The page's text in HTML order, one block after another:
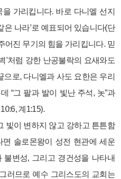
가리킵니다. 바로 다니엘 선지
은 나라’로 예표되어 있습니다(단
어진 무기의 힘을 가리킵니다. 믿
’처럼 강한 난공불락의 요새와도
으로, 다니엘과 사도 요한은 우리
“그 팔과 발이 빛난 주석, 놋”과
계1:15).
빛이 변하지 않고 강하고 튼튼함
면 솔로몬왕이 성전 현관에 세운
변성, 그리고 경건성을 나타내
러므로 예수 그리스도의 교회는